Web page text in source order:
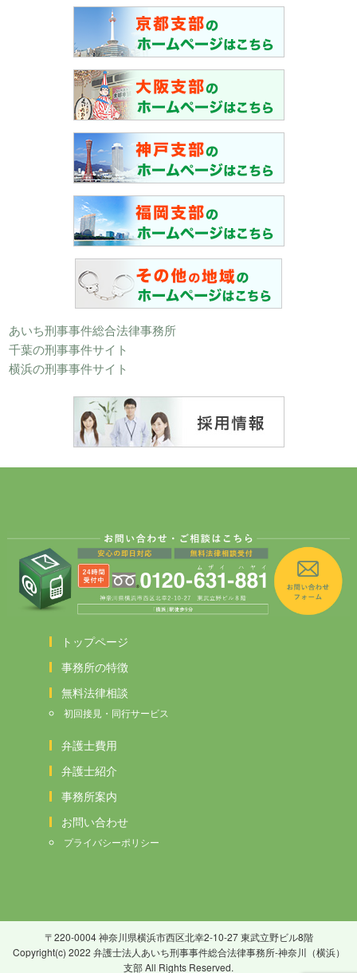
あいち刑事事件総合法律事務所
千葉の刑事事件サイト
横浜の刑事事件サイト
トップページ
事務所の特徴
無料法律相談
初回接見・同行サービス
弁護士費用
弁護士紹介
事務所案内
お問い合わせ
プライバシーポリシー
〒220-0004 神奈川県横浜市西区北幸2-10-27 東武立野ビル8階
Copyright(c) 2022 弁護士法人あいち刑事事件総合法律事務所-神奈川（横浜）
支部 All Rights Reserved.